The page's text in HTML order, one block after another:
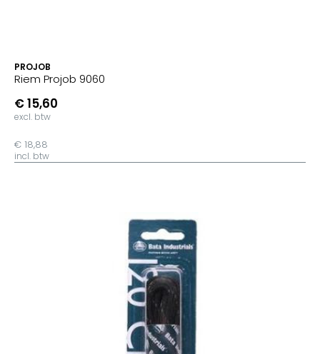
PROJOB
Riem Projob 9060
€ 15,60
excl. btw
€ 18,88
incl. btw